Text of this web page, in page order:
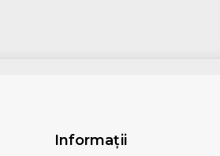
Informaţii